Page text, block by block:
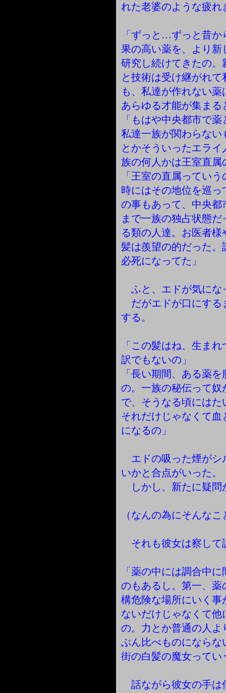
れた老婆のような疲
「ずっと…ずっと昔
果の高い薬を、より
研究し続けてきたの
と技術は受け継がれ
も、私達が作れない
あらゆる才能が集ま
「もはや中央都市で
私達一族が関わらな
とかそういったエラ
族の何人かは王室直
「王室の直属ってい
時にはその地位を巡
の事もあって、中央
まで一族の独占状態
る類の人達。お医者
髪は羨望の的だった
必死になってた」
ふと、エドが気にな
だがエドが口にする
する。
「この髪はね、生ま
訳でもないの」
「長い期間、ある薬
の。一族の秘伝って
で、そうなる頃には
それだけじゃなくて
になるの」
エドの吸った煙がシ
いかと合点がいった。
しかし、新たに疑問
（なんの為にそんな
それも彼女は察して
「薬の中には調合中
のもあるし。第一、
構危険な場所にいく
ないだけじゃなくて
の。力とか普通の人
ぶん比べものになら
街の白髪の魔女って
話ながら彼女の手は